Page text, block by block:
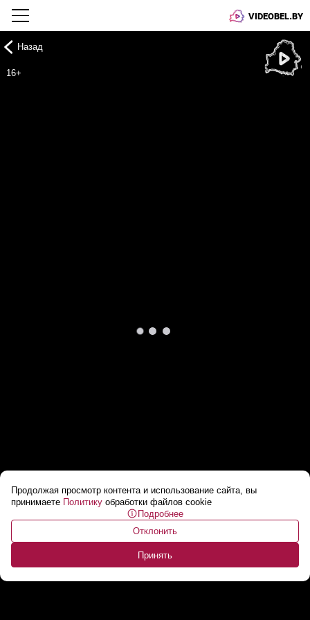
VIDEOBEL.BY
Продолжая просмотр контента и использование сайта, вы
принимаете Политику обработки файлов cookie
Подробнее
Отклонить
Принять
Назад
16+
Мост через Припять в Мозыре будет самым
технологичным и красивым в Беларуси...